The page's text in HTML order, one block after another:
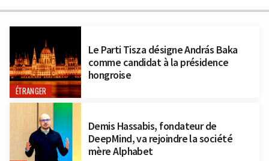
ÉTRANGER
Le Parti Tisza désigne András Baka
comme candidat à la présidence
hongroise
Demis Hassabis, fondateur de
DeepMind, va rejoindre la société
mère Alphabet